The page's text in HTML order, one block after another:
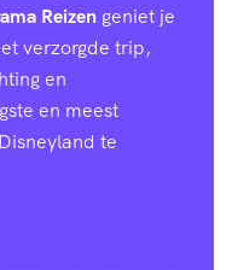
Reizen geniet je
verzorgde trip,
en
en meest
te